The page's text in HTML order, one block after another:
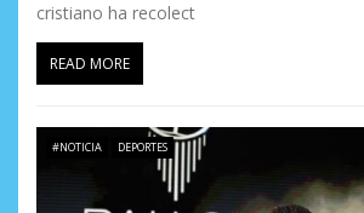
cristiano ha recolect
READ MORE
#NOTICIA DEPORTES